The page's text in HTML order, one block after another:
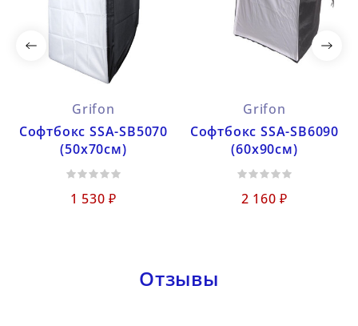
Grifon
Софтбокс SSA-SB5070
(50х70см)
1 530 ₽
Grifon
Софтбокс SSA-SB6090
(60х90см)
2 160 ₽
Отзывы